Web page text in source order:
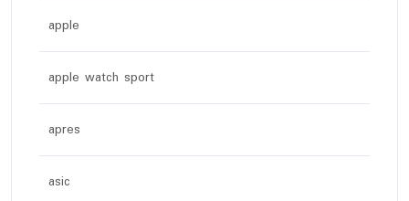
apple
apple watch sport
apres
asic